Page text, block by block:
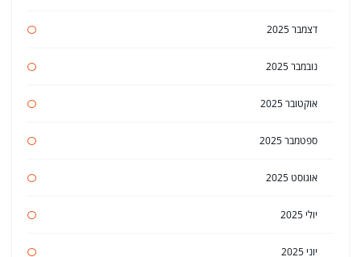
דצמבר 2025
נובמבר 2025
אוקטובר 2025
ספטמבר 2025
אוגוסט 2025
יולי 2025
יוני 2025